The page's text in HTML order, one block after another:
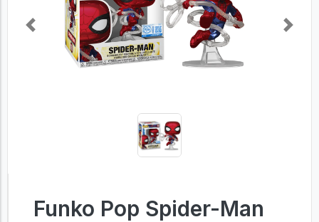
Previous Next
Funko Pop Spider-Man